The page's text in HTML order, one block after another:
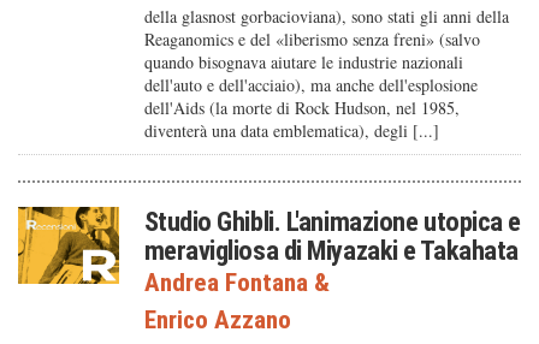
della glasnost gorbacioviana), sono stati gli anni della
Reaganomics e del «liberismo senza freni» (salvo
quando bisognava aiutare le industrie nazionali
dell'auto e dell'acciaio), ma anche dell'esplosione
dell'Aids (la morte di Rock Hudson, nel 1985,
diventerà una data emblematica), degli [...]
Studio Ghibli. L'animazione utopica e
meravigliosa di Miyazaki e Takahata
Andrea Fontana&
Enrico Azzano